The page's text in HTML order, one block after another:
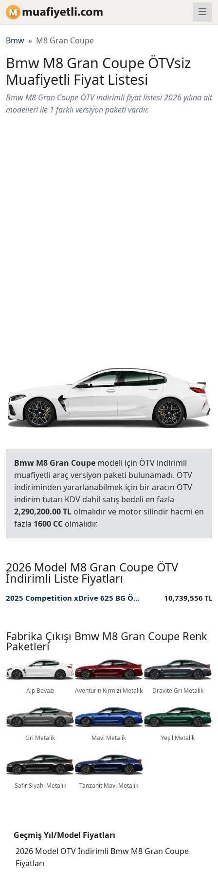
Bmw M8 Gran Coupe
Bmw M8 Gran Coupe ÖTVsiz
Muafiyetli Fiyat Listesi
Bmw M8 Gran Coupe ÖTV indirimli fiyat listesi 2026 yılına ait
modelleri ile 1 farklı versiyon paketi vardır.
Bmw M8 Gran Coupe modeli için ÖTV indirimli
muafiyetli araç versiyon paketi bulunamadı. ÖTV
indiriminden yararlanabilmek için bir aracın ÖTV
indirim tutarı KDV dahil satış bedeli en fazla
2,290,200.00 TL olmalıdır ve motor silindir hacmi en
fazla 1600 CC olmalıdır.
2026 Model M8 Gran Coupe ÖTV
İndirimli Liste Fiyatları
2025 Competition xDrive 625 BG ÖTV İndirimli Fiyatı 10,739,556 TL
Fabrika Çıkışı Bmw M8 Gran Coupe Renk
Paketleri
Alp Beyazı Aventurin Kırmızı Metalik Dravite Gri Metalik
Gri Metalik Mavi Metalik Yeşil Metalik
Safir Siyahı Metalik Tanzanit Mavi Metalik
Geçmiş Yıl/Model Fiyatları
2026 Model ÖTV İndirimli Bmw M8 Gran Coupe
Fiyatları